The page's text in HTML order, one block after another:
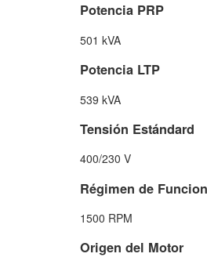
Potencia PRP
501 kVA
Potencia LTP
539 kVA
Tensión Estándard
400/230 V
Régimen de
1500 RPM
Origen del Motor